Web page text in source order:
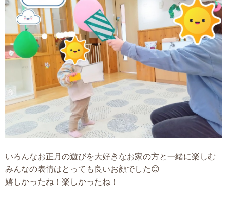
いろんなお正月の遊びを大好きなお家の方と一緒に楽しむ
みんなの表情はとっても良いお顔でした😊
嬉しかったね！楽しかったね！